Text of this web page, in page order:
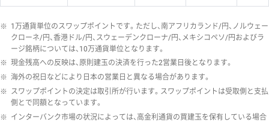
※ 1万通貨単位のスワップポイントです。ただし、南アフリカランド/円、ノルウェー
クローネ/円、香港ドル/円、スウェーデンクローナ/円、メキシコペソ/円およびラ
ージ銘柄については、10万通貨単位となります。
※ 現金残高への反映は、原則建玉の決済を行った2営業日後となります。
※ 海外の祝日などにより日本の営業日と異なる場合があります。
※ スワップポイントの決定は取引所が行います。スワップポイントは受取側と支払
側とで同額となっています。
※ インターバンク市場の状況によっては、高金利通貨の買建玉を保有している場合